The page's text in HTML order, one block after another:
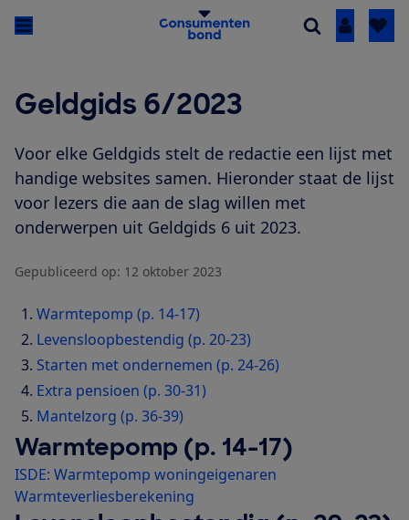
Inloggen
Geldgids 6/2023
Voor elke Geldgids stelt de redactie een lijst met
handige websites samen. Hieronder staat de lijst
voor lezers die aan de slag willen met
onderwerpen uit Geldgids 6 uit 2023.
Gepubliceerd op: 12 oktober 2023
Warmtepomp (p. 14-17)
Levensloopbestendig (p. 20-23)
Starten met ondernemen (p. 24-26)
Extra pensioen (p. 30-31)
Mantelzorg (p. 36-39)
Warmtepomp (p. 14-17)
ISDE: Warmtepomp woningeigenaren
Warmteverliesberekening